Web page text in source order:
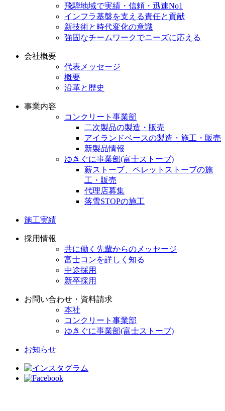
飛騨地域で実績・信頼・迅速No1
インフラ基盤を支える責任と貢献
新技術と時代変化の意識
強固なチームワークでニーズに応える
会社概要
代表メッセージ
概要
沿革と歴史
事業内容
コンクリート事業部
二次製品の製造・販売
アイランドベースの製造・施工・販売
新製品情報
ゆきぐに事業部(富士ストーブ)
薪ストーブ、ペレットストーブの施
工・販売
代理店募集
落雪STOPの施工
施工実績
採用情報
共に働く先輩からのメッセージ
富士コンを詳しく知る
中途採用
新卒採用
お問い合わせ・資料請求
本社
コンクリート事業部
ゆきぐに事業部(富士ストーブ)
お知らせ